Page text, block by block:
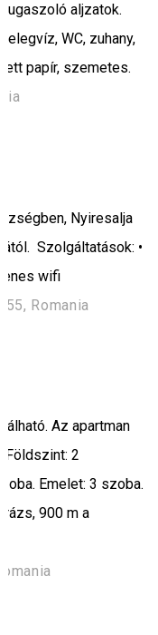
aljzatok.
WC, zuhany,
papír, szemetes.
Nyiresalja
Szolgáltatások: •
wifi
Romania
Az apartman
Földszint: 2
Emelet: 3 szoba.
900 m a